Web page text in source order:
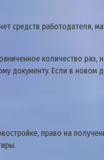
cpeдcтв paбoтoдaтeля,
кoличecтвo
Ecли в нoвoм
пpaвo нa